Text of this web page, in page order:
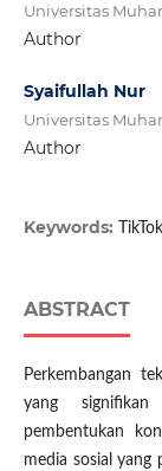
Universitas
Author
Syaifullah Nur
Universitas
Author
Keywords:
ABSTRACT
Perkembangan
yang
pembentukan
media sosial yang